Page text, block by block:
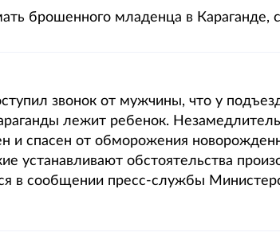
брошенного младенца в Караганде,
звонок от мужчины, что у
лежит ребенок.
и спасен от обморожения
устанавливают обстоятельства
в сообщении пресс-службы